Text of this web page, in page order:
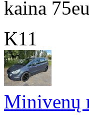
kaina
K11
Minivenų